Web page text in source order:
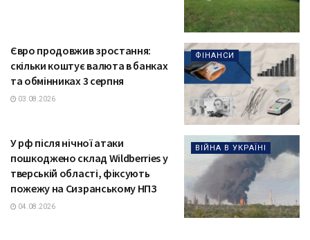
ФІНАНСИ
Євро продовжив зростання:
скільки коштує валюта в банках
та обмінниках 3 серпня
03.08.2026
ВІЙНА В УКРАЇНІ
У рф після нічної атаки
пошкоджено склад Wildberries у
тверській області, фіксують
пожежу на Сизранському НПЗ
04.08.2026